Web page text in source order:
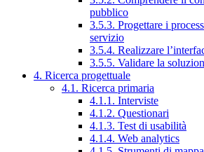
pubblico
3.5.3. Progettare i
servizio
3.5.4. Realizzare
3.5.5. Validare la
4. Ricerca progettuale
4.1. Ricerca primaria
4.1.1. Interviste
4.1.2. Questionari
4.1.3. Test di usabilità
4.1.4. Web analytics